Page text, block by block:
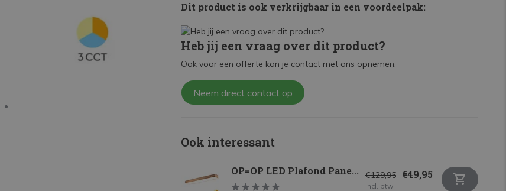
Dit product is ook verkrijgbaar in een voordeelpak:
Heb jij een vraag over dit product?
Ook voor een offerte kan je contact met ons opnemen.
Neem direct contact op
Ook interessant
OP=OP LED Plafond Pane... €129,95 €49,95
Incl. btw